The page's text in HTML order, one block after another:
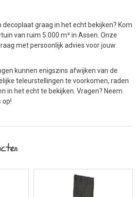
graag in het echt bekijken? Kom
van ruim 5.000 m² in Assen. Onze
met persoonlijk advies voor jouw
kunnen enigszins afwijken van de
teleurstellingen te voorkomen, raden
in het echt te bekijken. Vragen? Neem
op!